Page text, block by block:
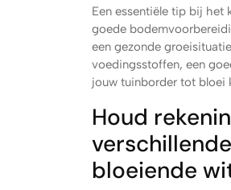
Een essentiële tip bij het
goede
een gezonde
voedingsstoffen, een
jouw tuinborder tot bloei
Houd
bloeiende